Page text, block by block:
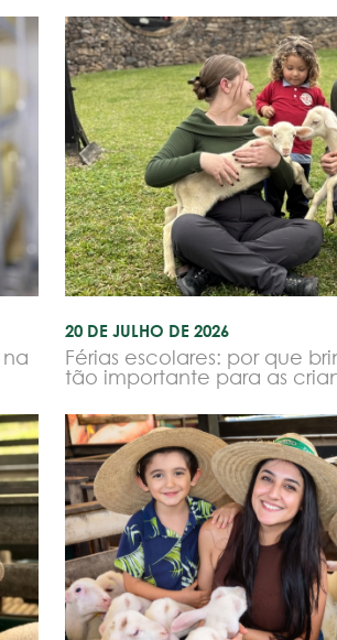
20 DE JULHO DE 2026
Férias escolares: por que
tão importante para as